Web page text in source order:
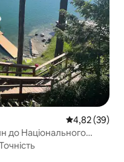
Середня
4,82 (39)
до Національного